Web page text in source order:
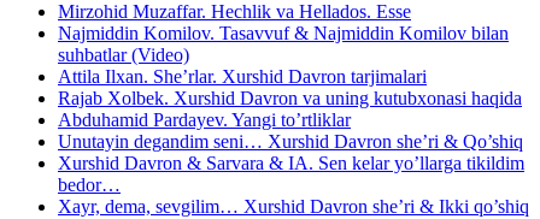
Mirzohid Muzaffar. Hechlik va Hellados. Esse
Najmiddin Komilov. Tasavvuf & Najmiddin Komilov bilan
suhbatlar (Video)
Attila Ilxan. She’rlar. Xurshid Davron tarjimalari
Rajab Xolbek. Xurshid Davron va uning kutubxonasi haqida
Abduhamid Pardayev. Yangi to’rtliklar
Unutayin degandim seni… Xurshid Davron she’ri & Qo’shiq
Xurshid Davron & Sarvara & IA. Sen kelar yo’llarga tikildim
bedor…
Xayr, dema, sevgilim… Xurshid Davron she’ri & Ikki qo’shiq